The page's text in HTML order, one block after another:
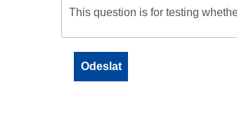
This question is for testing